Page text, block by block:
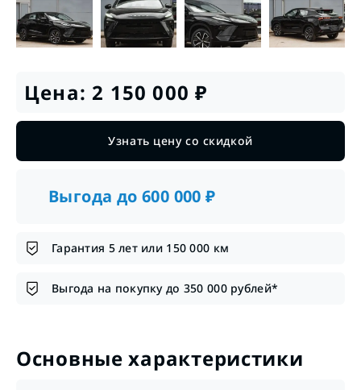
Цена: 2 150 000 ₽
Узнать цену со скидкой
Выгода до600 000 ₽
Гарантия 5 лет или 150 000 км
Выгода на покупку до 350 000 рублей*
Основные характеристики